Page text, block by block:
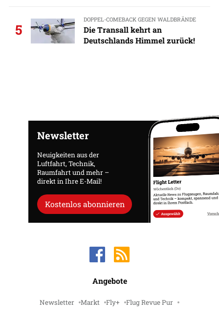
5
DOPPEL-COMEBACK GEGEN WALDBRÄNDE
Die Transall kehrt an
Deutschlands Himmel zurück!
Newsletter
Neuigkeiten aus der
Luftfahrt, Technik,
Raumfahrt und mehr –
direkt in Ihre E-Mail!
Kostenlos abonnieren
Angebote
Newsletter Markt Fly+ Flug Revue Pur